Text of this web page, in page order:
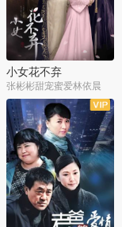
小女花不弃
张彬彬甜宠蜜爱林依晨
全32集